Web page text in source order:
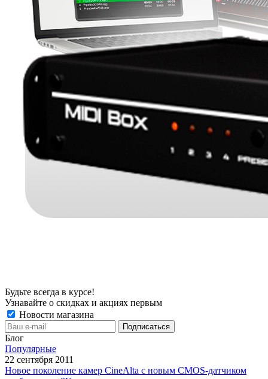
Будьте всегда в курсе!
Узнавайте о скидках и акциях первым
Новости магазина
Блог
Популярные
22 сентября 2011
Новое поколение камер CineAlta с новым CMOS-датчиком